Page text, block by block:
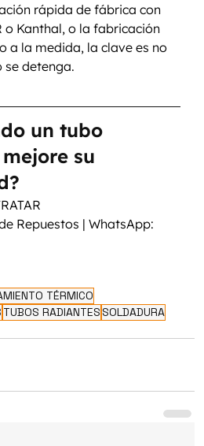
rápida de fábrica con
o Kanthal, o la fabricación
a la medida, la clave es no
se detenga.
un tubo
su
Repuestos | WhatsApp:
TÉRMICO
TUBOS RADIANTES SOLDADURA